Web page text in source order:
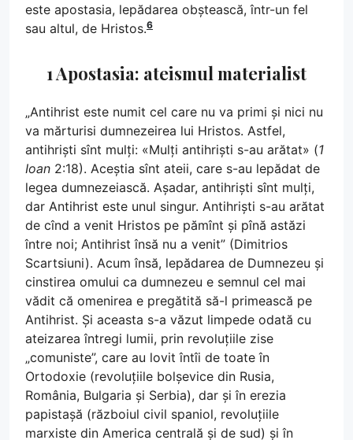
este apostasia, lepădarea obștească, într-un fel
sau altul, de Hristos.6
1 Apostasia: ateismul materialist
„Antihrist este numit cel care nu va primi și nici nu
va mărturisi dumnezeirea lui Hristos. Astfel,
antihriști sînt mulți: «Mulți antihriști s-au arătat» (1
Ioan 2:18). Aceștia sînt ateii, care s-au lepădat de
legea dumnezeiască. Așadar, antihriști sînt mulți,
dar Antihrist este unul singur. Antihriști s-au arătat
de cînd a venit Hristos pe pămînt și pînă astăzi
între noi; Antihrist însă nu a venit” (Dimitrios
Scartsiuni). Acum însă, lepădarea de Dumnezeu și
cinstirea omului ca dumnezeu e semnul cel mai
vădit că omenirea e pregătită să-l primească pe
Antihrist. Și aceasta s-a văzut limpede odată cu
ateizarea întregi lumii, prin revoluțiile zise
„comuniste”, care au lovit întîi de toate în
Ortodoxie (revoluțiile bolșevice din Rusia,
România, Bulgaria și Serbia), dar și în erezia
papistașă (războiul civil spaniol, revoluțiile
marxiste din America centrală și de sud) și în